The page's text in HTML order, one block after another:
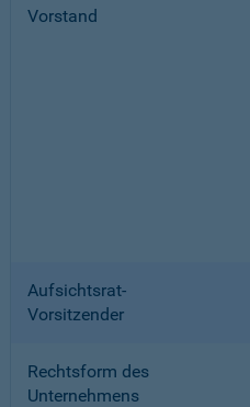
Vorstand
Aufsichtsrat-
Vorsitzender
Rechtsform des
Unternehmens